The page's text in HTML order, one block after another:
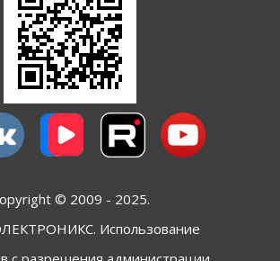
© 2009 - 2025.
Использование